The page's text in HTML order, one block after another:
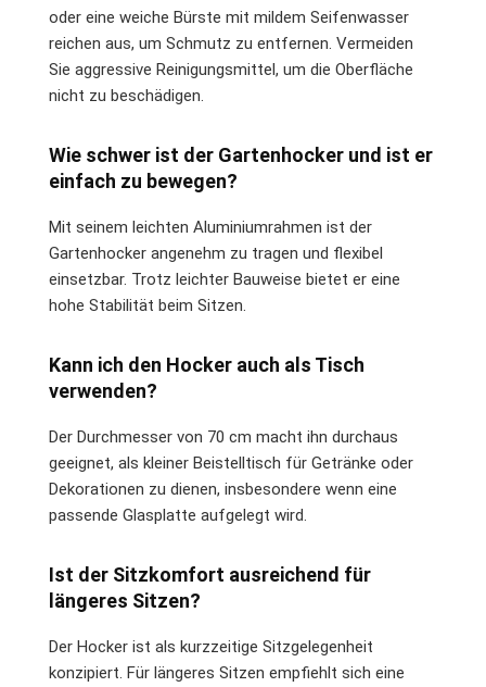
oder eine weiche Bürste mit mildem Seifenwasser
reichen aus, um Schmutz zu entfernen. Vermeiden
Sie aggressive Reinigungsmittel, um die Oberfläche
nicht zu beschädigen.
Wie schwer ist der Gartenhocker und ist er
einfach zu bewegen?
Mit seinem leichten Aluminiumrahmen ist der
Gartenhocker angenehm zu tragen und flexibel
einsetzbar. Trotz leichter Bauweise bietet er eine
hohe Stabilität beim Sitzen.
Kann ich den Hocker auch als Tisch
verwenden?
Der Durchmesser von 70 cm macht ihn durchaus
geeignet, als kleiner Beistelltisch für Getränke oder
Dekorationen zu dienen, insbesondere wenn eine
passende Glasplatte aufgelegt wird.
Ist der Sitzkomfort ausreichend für
längeres Sitzen?
Der Hocker ist als kurzzeitige Sitzgelegenheit
konzipiert. Für längeres Sitzen empfiehlt sich eine